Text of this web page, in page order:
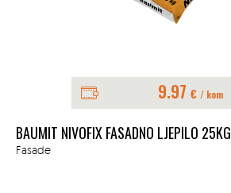
9.97 € / kom
BAUMIT NIVOFIX FASADNO LJEPILO 25KG
Fasade